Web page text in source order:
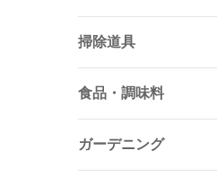
掃除道具
食品・調味料
ガーデニング